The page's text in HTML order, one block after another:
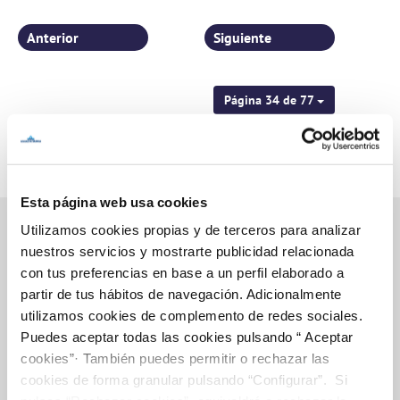
Esta página web usa cookies
Utilizamos cookies propias y de terceros para analizar
nuestros servicios y mostrarte publicidad relacionada
con tus preferencias en base a un perfil elaborado a
partir de tus hábitos de navegación. Adicionalmente
utilizamos cookies de complemento de redes sociales.
Puedes aceptar todas las cookies pulsando “ Aceptar
cookies”· También puedes permitir o rechazar las
cookies de forma granular pulsando “Configurar”. Si
Página 34 de 77
Anterior Siguiente
Inicio
Gestiones Online